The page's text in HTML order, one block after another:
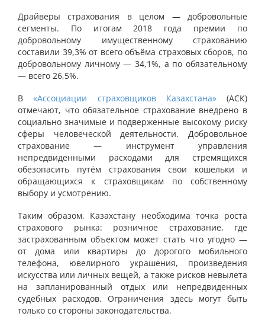
Драйверы страхования в целом — добровольные
сегменты. По итогам 2018 года премии по
добровольному имущественному страхованию
составили 39,3% от всего объёма страховых сборов, по
добровольному личному — 34,1%, а по обязательному
— всего 26,5%.
В«Ассоциации страховщиков Казахстана»(АСК)
отмечают, что обязательное страхование внедрено в
социально значимые и подверженные высокому риску
сферы человеческой деятельности. Добровольное
страхование — инструмент управления
непредвиденными расходами для стремящихся
обезопасить путём страхования свои кошельки и
обращающихся к страховщикам по собственному
выбору и усмотрению.
Таким образом, Казахстану необходима точка роста
страхового рынка: розничное страхование, где
застрахованным объектом может стать что угодно —
от дома или квартиры до дорогого мобильного
телефона, ювелирного украшения, произведения
искусства или личных вещей, а также рисков невылета
на запланированный отдых или непредвиденных
судебных расходов. Ограничения здесь могут быть
только со стороны законодательства.